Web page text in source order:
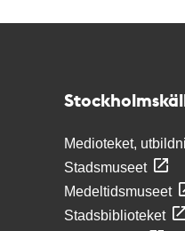
Medioteket,
Stadsmuseet
Medeltidsmuseet
Stadsbiblioteket